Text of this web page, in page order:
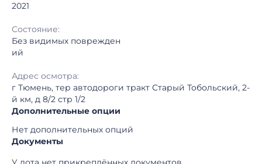
2021
Состояние:
Без видимых поврежден
ий
Адрес осмотра:
г Тюмень, тер автодороги тракт Старый Тобольский, 2-
й км, д 8/2 стр 1/2
Дополнительные опции
Нет дополнительных опций
Документы